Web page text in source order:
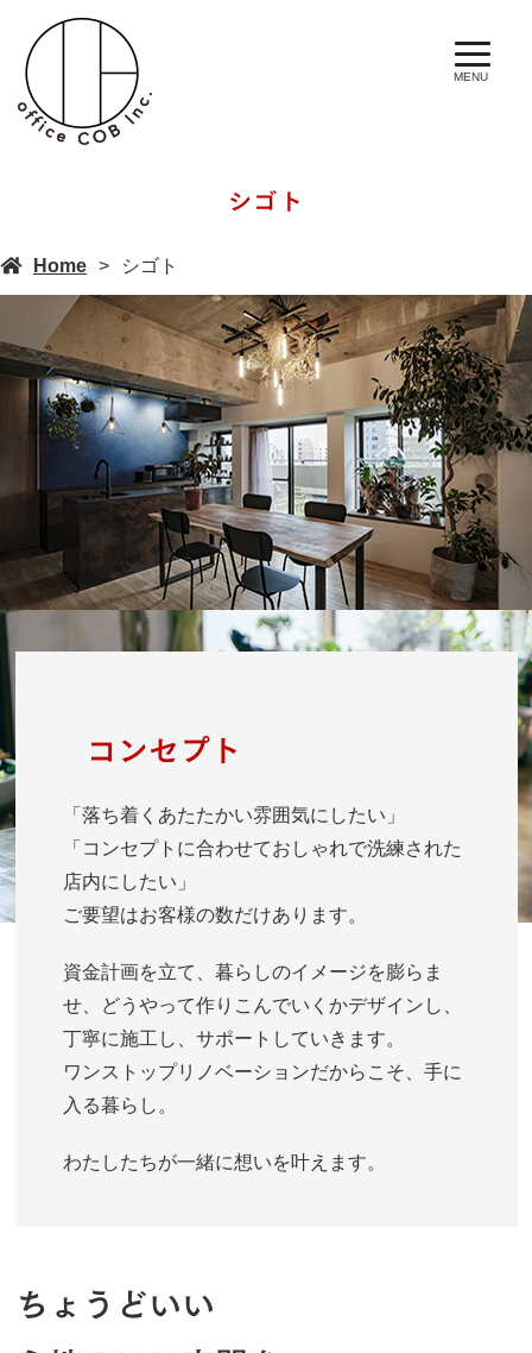
MENU
シゴト
Home シゴト
コンセプト
「落ち着くあたたかい雰囲気にしたい」
「コンセプトに合わせておしゃれで洗練された
店内にしたい」
ご要望はお客様の数だけあります。
資金計画を立て、暮らしのイメージを膨らま
せ、どうやって作りこんでいくかデザインし、
丁寧に施工し、サポートしていきます。
ワンストップリノベーションだからこそ、手に
入る暮らし。
わたしたちが一緒に想いを叶えます。
ちょうどいい